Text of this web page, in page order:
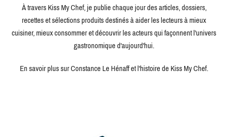
À travers Kiss My Chef, je publie chaque jour des articles, dossiers,
recettes et sélections produits destinés à aider les lecteurs à mieux
cuisiner, mieux consommer et découvrir les acteurs qui façonnent l'univers
gastronomique d'aujourd'hui.
En savoir plus sur Constance Le Hénaff et l'histoire de Kiss My Chef.